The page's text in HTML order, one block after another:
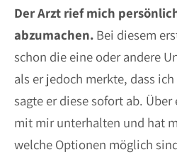
Der Arzt rief mich
abzumachen. Bei diesem
schon die eine oder andere
als er jedoch merkte, dass
sagte er diese sofort ab.
mit mir unterhalten und hat
welche Optionen möglich